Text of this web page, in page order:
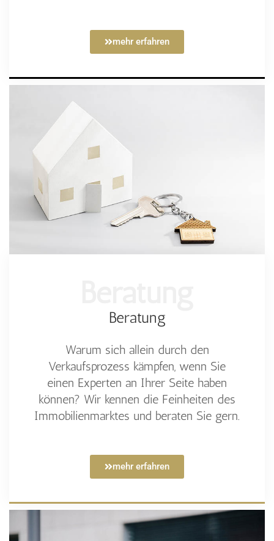
mehr erfahren
Beratung
Warum sich allein durch den
Verkaufsprozess kämpfen, wenn Sie
einen Experten an Ihrer Seite haben
können? Wir kennen die Feinheiten des
Immobilienmarktes und beraten Sie gern.
mehr erfahren